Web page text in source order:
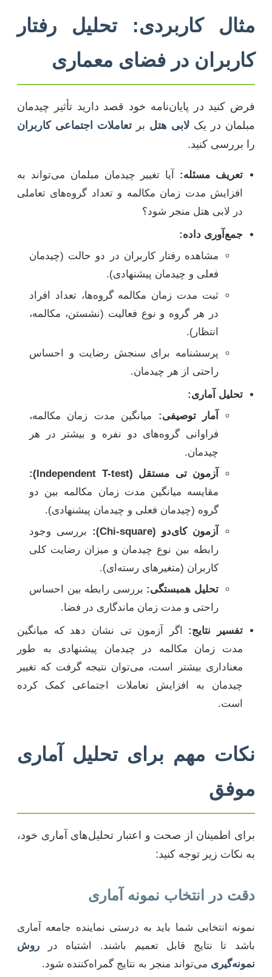
مثال کاربردی: تحلیل رفتار
کاربران در فضای معماری
فرض کنید در پایان‌نامه خود قصد دارید تأثیر چیدمان
مبلمان در یک لابی هتل بر تعاملات اجتماعی کاربران
را بررسی کنید.
تعریف مسئله: آیا تغییر چیدمان مبلمان می‌تواند به
افزایش مدت زمان مکالمه و تعداد گروه‌های تعاملی
در لابی هتل منجر شود؟
جمع‌آوری داده:
مشاهده رفتار کاربران در دو حالت (چیدمان
فعلی و چیدمان پیشنهادی).
ثبت مدت زمان مکالمه گروه‌ها، تعداد افراد
در هر گروه و نوع فعالیت (نشستن، مکالمه،
انتظار).
پرسشنامه برای سنجش رضایت و احساس
راحتی از هر چیدمان.
تحلیل آماری:
آمار توصیفی: میانگین مدت زمان مکالمه،
فراوانی گروه‌های دو نفره و بیشتر در هر
چیدمان.
آزمون تی مستقل (Independent T-test):
مقایسه میانگین مدت زمان مکالمه بین دو
گروه (چیدمان فعلی و چیدمان پیشنهادی).
آزمون کای‌دو (Chi-square):
بررسی وجود
رابطه بین نوع چیدمان و میزان رضایت کلی
کاربران (متغیرهای رسته‌ای).
تحلیل همبستگی: بررسی رابطه بین احساس
راحتی و مدت زمان ماندگاری در فضا.
تفسیر نتایج: اگر آزمون تی نشان دهد که میانگین
مدت زمان مکالمه در چیدمان پیشنهادی به طور
معناداری بیشتر است، می‌توان نتیجه گرفت که تغییر
چیدمان به افزایش تعاملات اجتماعی کمک کرده
است.
نکات مهم برای تحلیل آماری
موفق
برای اطمینان از صحت و اعتبار تحلیل‌های آماری خود،
به نکات زیر توجه کنید:
دقت در انتخاب نمونه آماری
نمونه انتخابی شما باید به درستی نماینده جامعه آماری
باشد تا نتایج قابل تعمیم باشند. اشتباه در روش
نمونه‌گیری می‌تواند منجر به نتایج گمراه‌کننده شود.